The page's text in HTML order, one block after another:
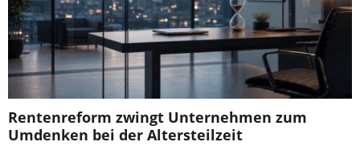
Rentenreform zwingt Unternehmen zum
Umdenken bei der Altersteilzeit